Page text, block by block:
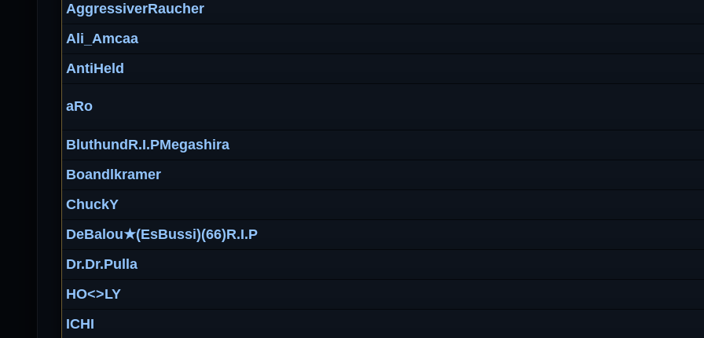
AggressiverRaucher
Ali_Amcaa
AntiHeld
aRo
BluthundR.I.PMegashira
Boandlkramer
ChuckY
DeBalou★(EsBussi)(66)R.I.P
Dr.Dr.Pulla
HO<>LY
ICHI